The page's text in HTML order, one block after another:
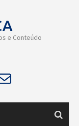
e Conteúdo